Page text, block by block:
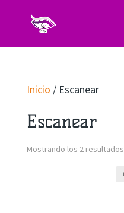
Inicio / Escanear
Escanear
Mostrando los 2 resultados